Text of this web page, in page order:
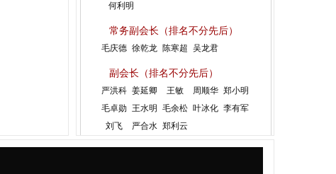
何利明
常务副会长（排名不分先后）
毛庆德 徐乾龙 陈寒超 吴龙君
副会长（排名不分先后）
严洪科 姜延卿 王敏 周顺华 郑小明
毛卓勋 王水明 毛余松 叶冰化 李有军
刘飞
严合水 郑利云
江山市帝昂装饰材料有限公司
江山市爱登堡门业有限公司
浙江赛银将军门业有限公司